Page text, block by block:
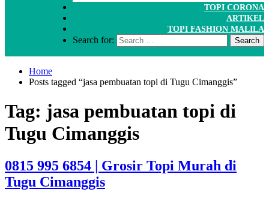
TOPI CORONA
ARTIKEL
TOPI FASHION MALILA
Search for:
Home
Posts tagged “jasa pembuatan topi di Tugu Cimanggis”
Tag: jasa pembuatan topi di
Tugu Cimanggis
0815 995 6854 | Grosir Topi Murah di
Tugu Cimanggis